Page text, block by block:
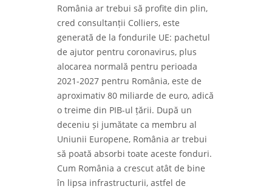
România ar trebui să profite din plin,
cred consultanții Colliers, este
generată de la fondurile UE: pachetul
de ajutor pentru coronavirus, plus
alocarea normală pentru perioada
2021-2027 pentru România, este de
aproximativ 80 miliarde de euro, adică
o treime din PIB-ul țării. După un
deceniu și jumătate ca membru al
Uniunii Europene, România ar trebui
să poată absorbi toate aceste fonduri.
Cum România a crescut atât de bine
în lipsa infrastructurii, astfel de